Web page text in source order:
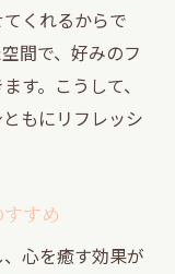
くれるからで
間で、好みのフ
す。こうして、
もにリフレッシ
すめ
心を癒す効果が